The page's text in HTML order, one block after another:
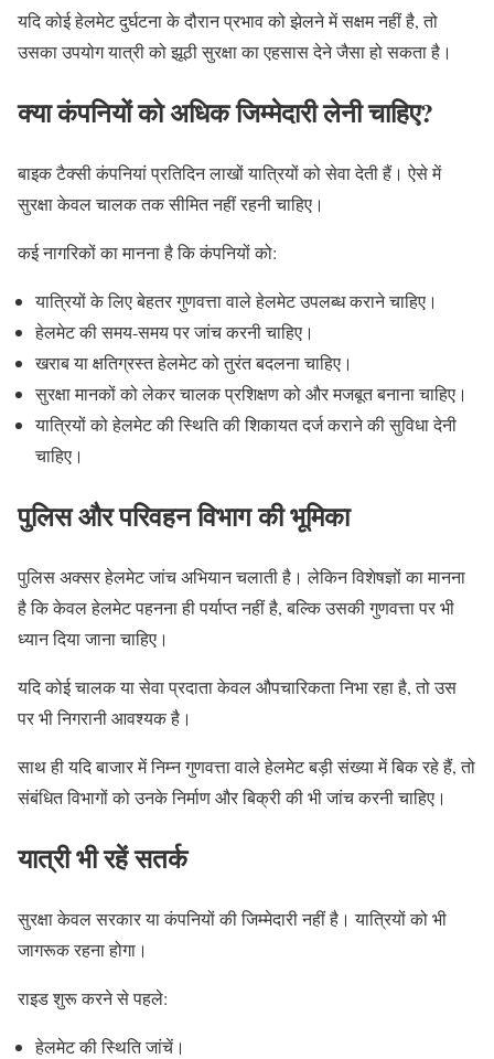
यदि कोई हेलमेट दुर्घटना के दौरान प्रभाव को झेलने में सक्षम नहीं है, तो
उसका उपयोग यात्री को झूठी सुरक्षा का एहसास देने जैसा हो सकता है।
क्या कंपनियों को अधिक जिम्मेदारी लेनी चाहिए?
बाइक टैक्सी कंपनियां प्रतिदिन लाखों यात्रियों को सेवा देती हैं। ऐसे में
सुरक्षा केवल चालक तक सीमित नहीं रहनी चाहिए।
कई नागरिकों का मानना है कि कंपनियों को:
यात्रियों के लिए बेहतर गुणवत्ता वाले हेलमेट उपलब्ध कराने चाहिए।
हेलमेट की समय-समय पर जांच करनी चाहिए।
खराब या क्षतिग्रस्त हेलमेट को तुरंत बदलना चाहिए।
सुरक्षा मानकों को लेकर चालक प्रशिक्षण को और मजबूत बनाना चाहिए।
यात्रियों को हेलमेट की स्थिति की शिकायत दर्ज कराने की सुविधा देनी
चाहिए।
पुलिस और परिवहन विभाग की भूमिका
पुलिस अक्सर हेलमेट जांच अभियान चलाती है। लेकिन विशेषज्ञों का मानना
है कि केवल हेलमेट पहनना ही पर्याप्त नहीं है, बल्कि उसकी गुणवत्ता पर भी
ध्यान दिया जाना चाहिए।
यदि कोई चालक या सेवा प्रदाता केवल औपचारिकता निभा रहा है, तो उस
पर भी निगरानी आवश्यक है।
साथ ही यदि बाजार में निम्न गुणवत्ता वाले हेलमेट बड़ी संख्या में बिक रहे हैं, तो
संबंधित विभागों को उनके निर्माण और बिक्री की भी जांच करनी चाहिए।
यात्री भी रहें सतर्क
सुरक्षा केवल सरकार या कंपनियों की जिम्मेदारी नहीं है। यात्रियों को भी
जागरूक रहना होगा।
राइड शुरू करने से पहले:
हेलमेट की स्थिति जांचें।